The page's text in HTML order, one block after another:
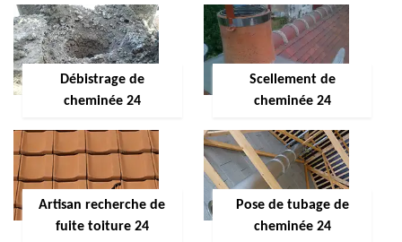
Débistrage de
cheminée 24
Scellement de
cheminée 24
Artisan recherche de
fuite toiture 24
Pose de tubage de
cheminée 24